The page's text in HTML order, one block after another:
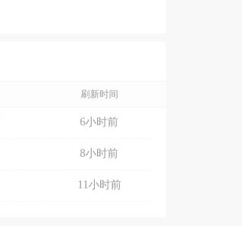
刷新时间
6小时前
8小时前
11小时前